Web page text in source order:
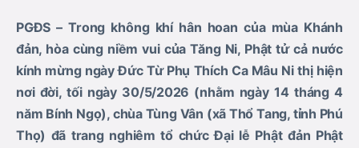
PGĐS – Trong không khí hân hoan của mùa Khánh
đản, hòa cùng niềm vui của Tăng Ni, Phật tử cả nước
kính mừng ngày Đức Từ Phụ Thích Ca Mâu Ni thị hiện
nơi đời, tối ngày 30/5/2026 (nhằm ngày 14 tháng 4
năm Bính Ngọ), chùa Tùng Vân (xã Thổ Tang, tỉnh Phú
Thọ) đã trang nghiêm tổ chức Đại lễ Phật đản Phật